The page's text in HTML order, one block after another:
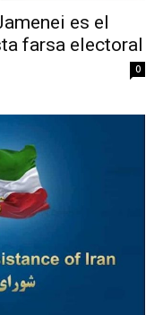
es el
farsa electoral
0